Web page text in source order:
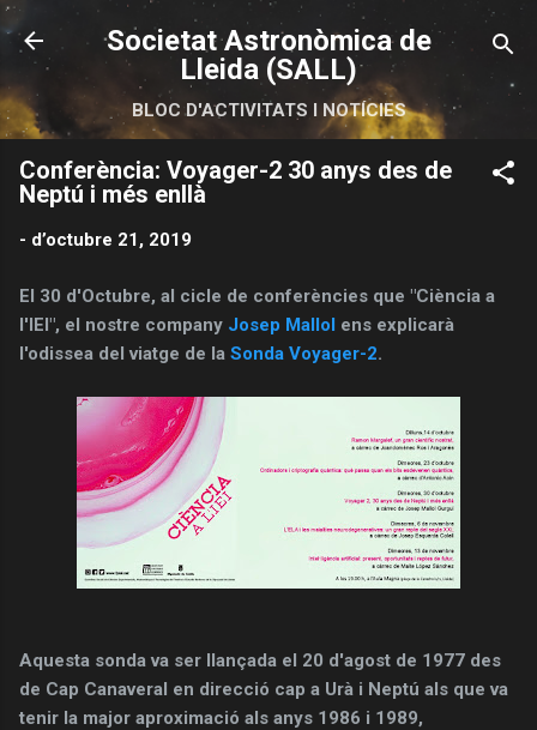
Salta al contingut principal
Societat Astronòmica de
Lleida (SALL)
BLOC D'ACTIVITATS I NOTÍCIES
Conferència: Voyager-2 30 anys des de
Neptú i més enllà
- d’octubre 21, 2019
El 30 d'Octubre, al cicle de conferències que "Ciència a
l'IEI", el nostre company Josep Mallol ens explicarà
l'odissea del viatge de la Sonda Voyager-2.
Aquesta sonda va ser llançada el 20 d'agost de 1977 des
de Cap Canaveral en direcció cap a Urà i Neptú als que va
tenir la major aproximació als anys 1986 i 1989,